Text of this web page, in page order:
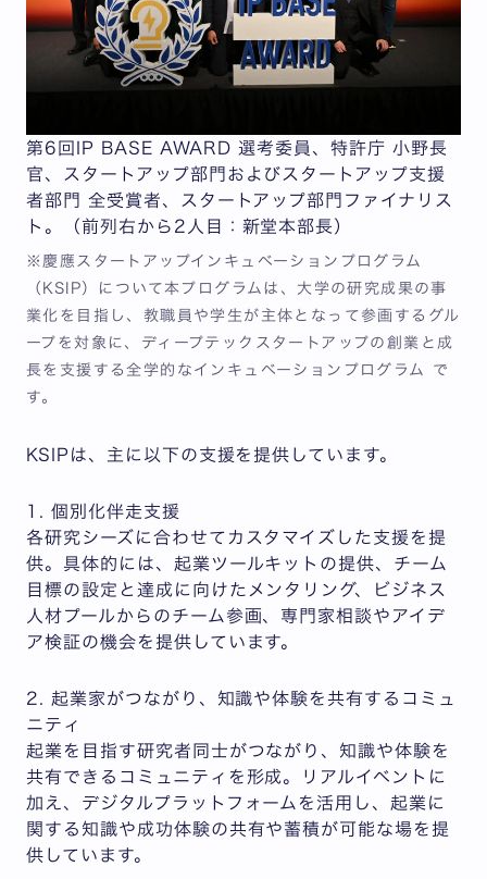
第6回IP BASE AWARD 選考委員、特許庁 小野長
官、スタートアップ部門およびスタートアップ支援
者部門 全受賞者、スタートアップ部門ファイナリス
ト。（前列右から2人目：新堂本部長）
※慶應スタートアップインキュベーションプログラム
（KSIP）について本プログラムは、大学の研究成果の事
業化を目指し、教職員や学生が主体となって参画するグル
ープを対象に、ディープテックスタートアップの創業と成
長を支援する全学的なインキュベーションプログラム で
す。
KSIPは、主に以下の支援を提供しています。
1. 個別化伴走支援
各研究シーズに合わせてカスタマイズした支援を提
供。具体的には、起業ツールキットの提供、チーム
目標の設定と達成に向けたメンタリング、ビジネス
人材プールからのチーム参画、専門家相談やアイデ
ア検証の機会を提供しています。
2. 起業家がつながり、知識や体験を共有するコミュ
ニティ
起業を目指す研究者同士がつながり、知識や体験を
共有できるコミュニティを形成。リアルイベントに
加え、デジタルプラットフォームを活用し、起業に
関する知識や成功体験の共有や蓄積が可能な場を提
供しています。